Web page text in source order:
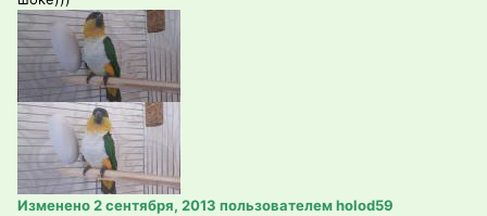
Изменено2 сентября, 2013 пользователем holod59